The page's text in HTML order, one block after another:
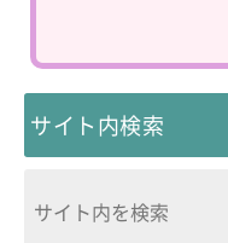
サイト内検索